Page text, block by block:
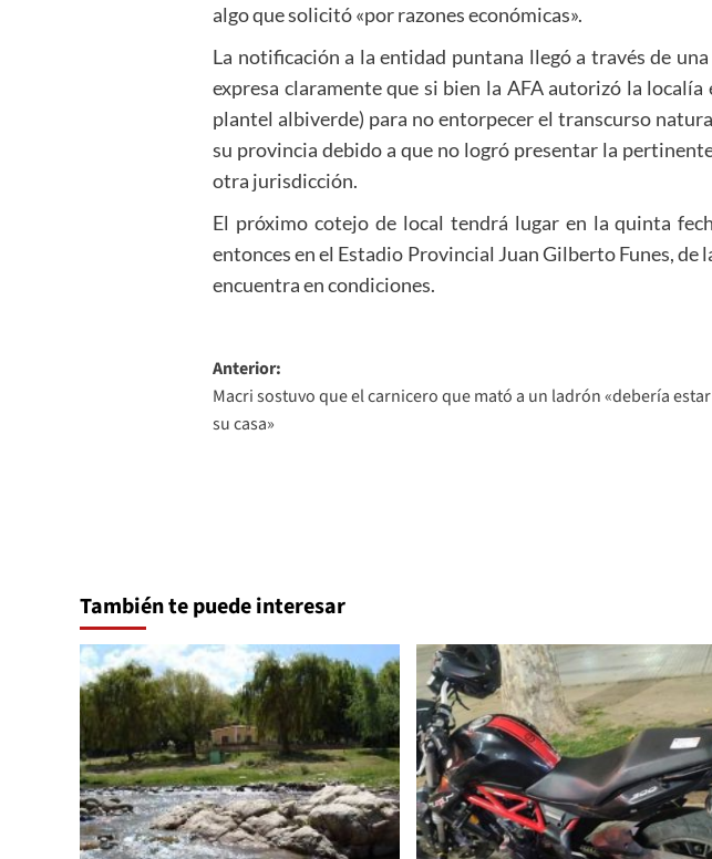
algo que solicitó «por razones económicas».
La notificación a la entidad puntana llegó a través de
expresa claramente que si bien la AFA autorizó la
plantel albiverde) para no entorpecer el transcurso
su provincia debido a que no logró presentar la
otra jurisdicción.
El próximo cotejo de local tendrá lugar en la quinta
entonces en el Estadio Provincial Juan Gilberto Funes, de
encuentra en condiciones.
Navegación
de
entradas
Anterior:
Macri sostuvo que el carnicero que mató a un ladrón «debería
su casa»
También te puede interesar